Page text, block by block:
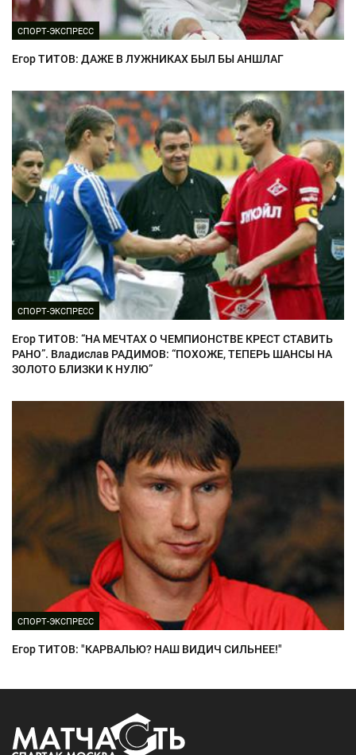
СПОРТ-ЭКСПРЕСС
Егор ТИТОВ: ДАЖЕ В ЛУЖНИКАХ БЫЛ БЫ АНШЛАГ
СПОРТ-ЭКСПРЕСС
Егор ТИТОВ: “НА МЕЧТАХ О ЧЕМПИОНСТВЕ КРЕСТ СТАВИТЬ
РАНО”. Владислав РАДИМОВ: “ПОХОЖЕ, ТЕПЕРЬ ШАНСЫ НА
ЗОЛОТО БЛИЗКИ К НУЛЮ”
СПОРТ-ЭКСПРЕСС
Егор ТИТОВ: "КАРВАЛЬЮ? НАШ ВИДИЧ СИЛЬНЕЕ!"